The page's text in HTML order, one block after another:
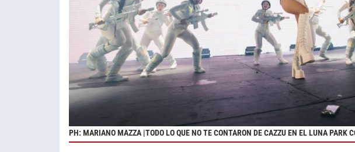
PH: MARIANO MAZZA |TODO LO QUE NO TE CONTARON DE CAZZU EN EL LUNA PARK